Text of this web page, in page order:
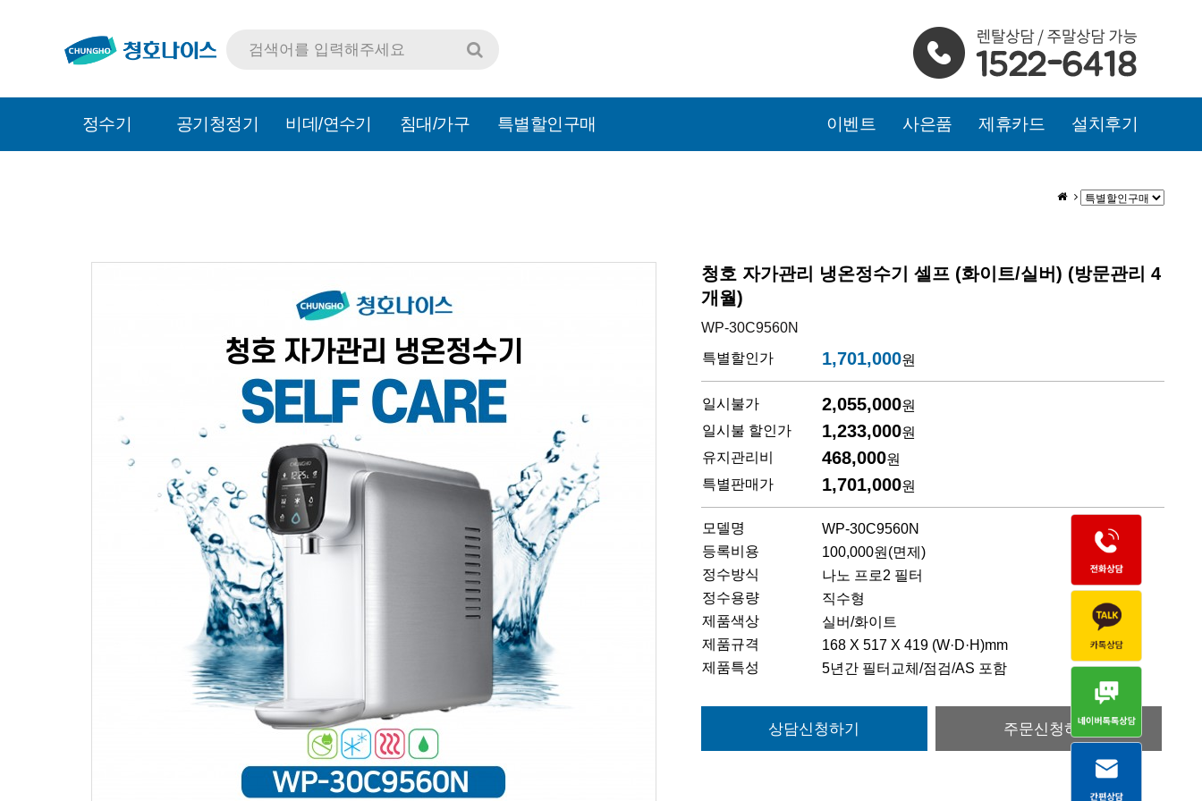
정수기 공기청정기 비데/연수기 침대/가구 특별할인구매 이벤트 사은품 제휴카드 설치후기
청호 자가관리 냉온정수기 셀프 (화이트/실버) (방문관리 4
개월)
WP-30C9560N
특별할인가
1,701,000원
일시불가 2,055,000원
일시불 할인가
1,233,000원
유지관리비
468,000원
특별판매가
1,701,000원
모델명
WP-30C9560N
등록비용
100,000원(면제)
정수방식
나노 프로2 필터
정수용량
직수형
제품색상
실버/화이트
제품규격
168 X 517 X 419 (W·D·H)mm
제품특성
5년간 필터교체/점검/AS 포함